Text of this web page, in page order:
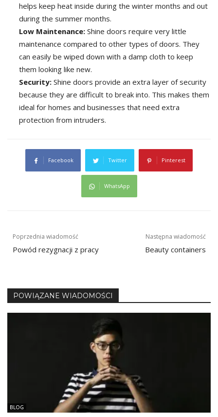
helps keep heat inside during the winter months and out
during the summer months.
Low Maintenance: Shine doors require very little
maintenance compared to other types of doors. They
can easily be wiped down with a damp cloth to keep
them looking like new.
Security: Shine doors provide an extra layer of security
because they are difficult to break into. This makes them
ideal for homes and businesses that need extra
protection from intruders.
Facebook Twitter Pinterest
WhatsApp
Nawigacja
wpisu
Poprzednia wiadomość
Powód rezygnacji z pracy
Następna wiadomość
Beauty containers
POWIĄZANE WIADOMOŚCI
BLOG